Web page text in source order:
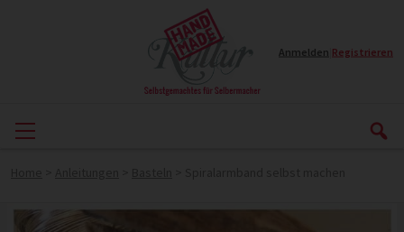
Anmelden Registrieren